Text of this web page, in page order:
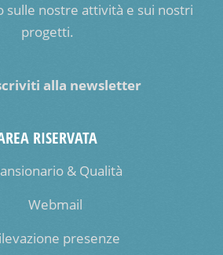
sulle nostre attività e sui nostri
progetti.
alla newsletter
RISERVATA
& Qualità
Webmail
presenze